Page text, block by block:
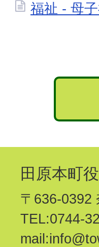
福祉 - 母
田原本町
〒636-0392
TEL:0744-